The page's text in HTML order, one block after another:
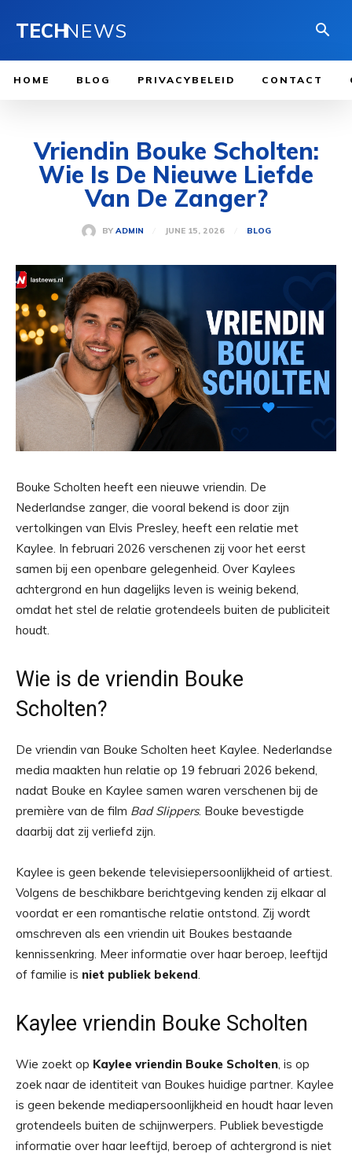
TECHNEWS
HOME BLOG PRIVACYBELEID CONTACT
Vriendin Bouke Scholten:
Wie Is De Nieuwe Liefde
Van De Zanger?
BY ADMIN JUNE 15, 2026 BLOG
Bouke Scholten heeft een nieuwe vriendin. De
Nederlandse zanger, die vooral bekend is door zijn
vertolkingen van Elvis Presley, heeft een relatie met
Kaylee. In februari 2026 verschenen zij voor het eerst
samen bij een openbare gelegenheid. Over Kaylees
achtergrond en hun dagelijks leven is weinig bekend,
omdat het stel de relatie grotendeels buiten de publiciteit
houdt.
Wie is de vriendin Bouke
Scholten?
De vriendin van Bouke Scholten heet Kaylee. Nederlandse
media maakten hun relatie op 19 februari 2026 bekend,
nadat Bouke en Kaylee samen waren verschenen bij de
première van de film Bad Slippers. Bouke bevestigde
daarbij dat zij verliefd zijn.
Kaylee is geen bekende televisiepersoonlijkheid of artiest.
Volgens de beschikbare berichtgeving kenden zij elkaar al
voordat er een romantische relatie ontstond. Zij wordt
omschreven als een vriendin uit Boukes bestaande
kennissenkring. Meer informatie over haar beroep, leeftijd
of familie is niet publiek bekend.
Kaylee vriendin Bouke Scholten
Wie zoekt op Kaylee vriendin Bouke Scholten, is op
zoek naar de identiteit van Boukes huidige partner. Kaylee
is geen bekende mediapersoonlijkheid en houdt haar leven
grotendeels buiten de schijnwerpers. Publiek bevestigde
informatie over haar leeftijd, beroep of achtergrond is niet